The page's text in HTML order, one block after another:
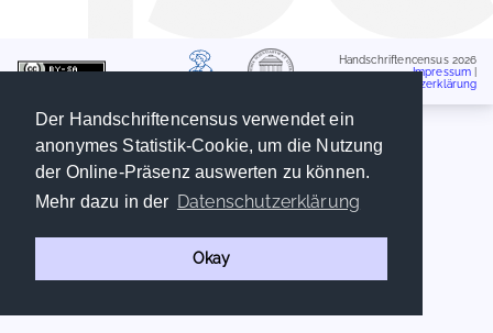
Der Handschriftencensus verwendet ein
anonymes Statistik-Cookie, um die Nutzung
der Online-Präsenz auswerten zu können.
Mehr dazu in der Datenschutzerklärung
Okay
Handschriftencensus 2026
Impressum
Datenschutzerklärung